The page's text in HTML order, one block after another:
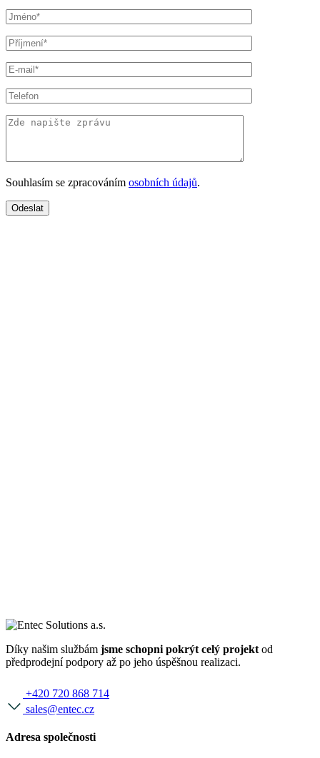
Souhlasím se zpracováním osobních údajů.
Díky našim službám jsme schopni pokrýt celý projekt od
předprodejní podpory až po jeho úspěšnou realizaci.
+420 720 868 714
sales@entec.cz
Adresa společnosti